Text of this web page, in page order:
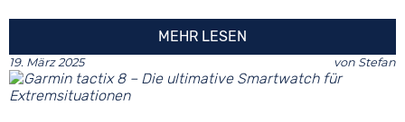
MEHR LESEN
19. März 2025 von Stefan